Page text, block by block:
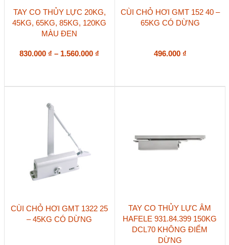
phẩm
này
biến
chọn
TAY CO THỦY LỰC 20KG,
45KG, 65KG, 85KG, 120KG
MÀU ĐEN
830.000 ₫ – 1.560.000 ₫
CÙI CHỎ HƠI GMT 152 40 –
65KG CÓ DỪNG
496.000 ₫
CÙI CHỎ HƠI GMT 1322 25
– 45KG CÓ DỪNG
TAY CO THỦY LỰC ÂM
HAFELE 931.84.399 150KG
DCL70 KHÔNG ĐIỂM
DỪNG